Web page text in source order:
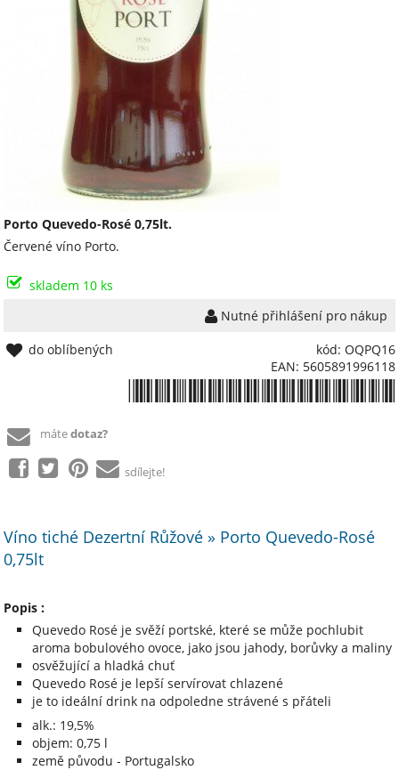
Porto Quevedo-Rosé 0,75lt.
Červené víno Porto.
skladem 10 ks
Nutné přihlášení pro nákup
kód: OQPQ16
EAN: 5605891996118
do oblíbených
mátedotaz?
sdílejte!
Víno tiché Dezertní Růžové » Porto Quevedo-Rosé
0,75lt
Popis :
Quevedo Rosé je svěží portské, které se může pochlubit
aroma bobulového ovoce, jako jsou jahody, borůvky a maliny
osvěžující a hladká chuť
Quevedo Rosé je lepší servírovat chlazené
je to ideální drink na odpoledne strávené s přáteli
alk.: 19,5%
objem: 0,75 l
země původu - Portugalsko